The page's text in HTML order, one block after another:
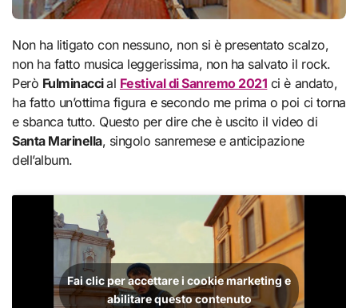
Non ha litigato con nessuno, non si è presentato scalzo,
non ha fatto musica leggerissima, non ha salvato il rock.
Però Fulminaccial Festival di Sanremo 2021 ci è andato,
ha fatto un’ottima figura e secondo me prima o poi ci torna
e sbanca tutto. Questo per dire che è uscito il video di
Santa Marinella, singolo sanremese e anticipazione
dell’album.
Fai clic per accettare i cookie marketing e
abilitare questo contenuto